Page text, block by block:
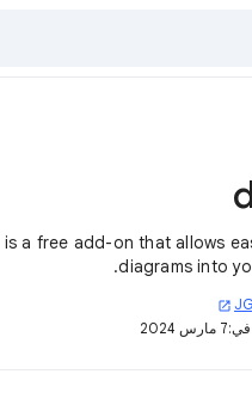
is a free add-on that allows
diagrams into
open_in_new
في:7 مارس 2024